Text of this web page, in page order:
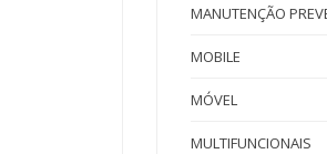
MANUTENÇÃO
MOBILE
MÓVEL
MULTIFUNCIONAIS